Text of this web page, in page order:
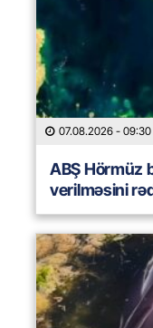
07.08.2026 - 09:30
ABŞ Hörmüz
verilməsini